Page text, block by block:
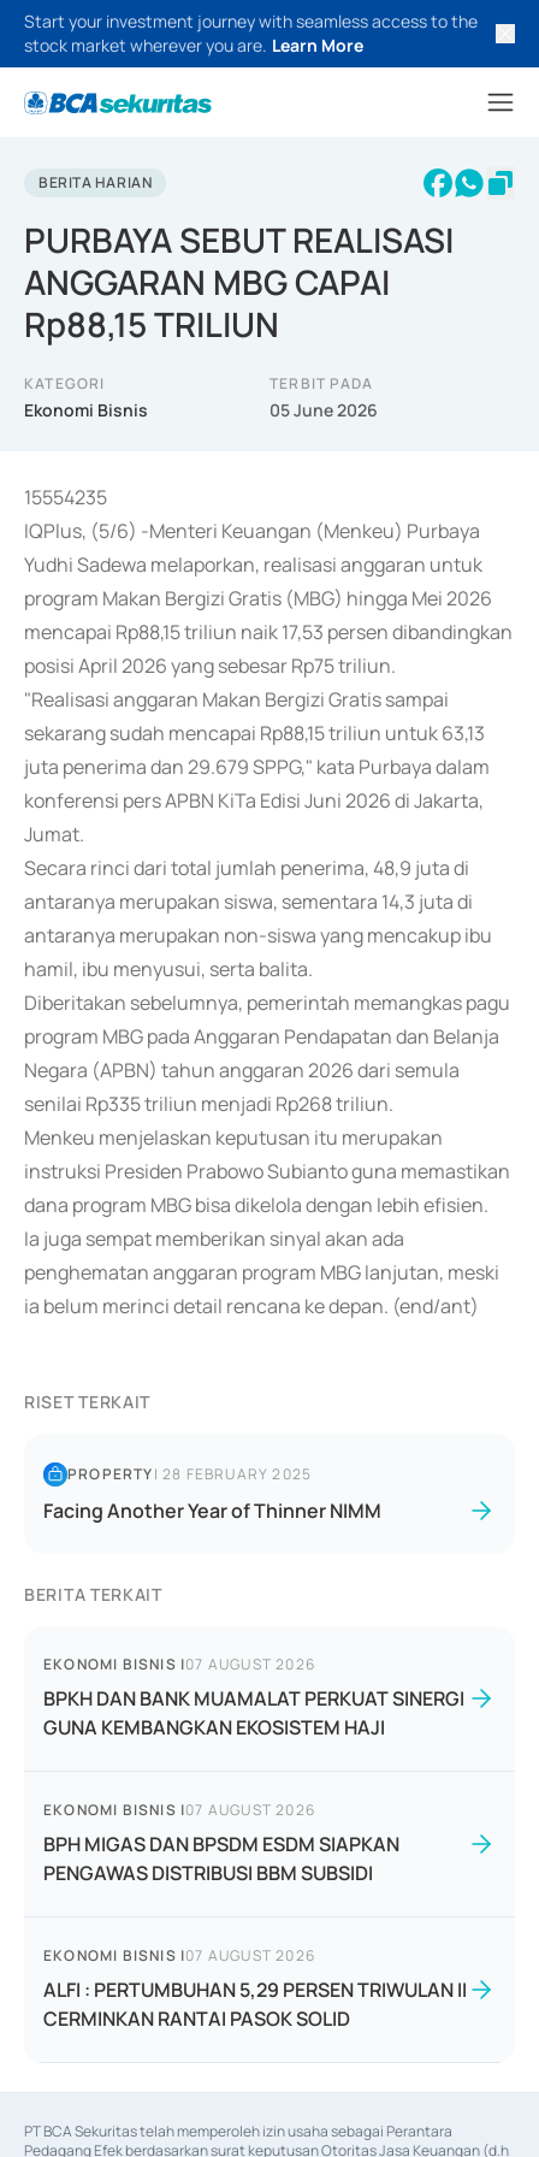
Start your investment journey with seamless access to the
stock market wherever you are. Learn More
BERITA HARIAN
PURBAYA SEBUT REALISASI
ANGGARAN MBG CAPAI
Rp88,15 TRILIUN
KATEGORI
Ekonomi Bisnis
TERBIT PADA
05 June 2026
15554235
IQPlus, (5/6) -Menteri Keuangan (Menkeu) Purbaya
Yudhi Sadewa melaporkan, realisasi anggaran untuk
program Makan Bergizi Gratis (MBG) hingga Mei 2026
mencapai Rp88,15 triliun naik 17,53 persen dibandingkan
posisi April 2026 yang sebesar Rp75 triliun.
"Realisasi anggaran Makan Bergizi Gratis sampai
sekarang sudah mencapai Rp88,15 triliun untuk 63,13
juta penerima dan 29.679 SPPG," kata Purbaya dalam
konferensi pers APBN KiTa Edisi Juni 2026 di Jakarta,
Jumat.
Secara rinci dari total jumlah penerima, 48,9 juta di
antaranya merupakan siswa, sementara 14,3 juta di
antaranya merupakan non-siswa yang mencakup ibu
hamil, ibu menyusui, serta balita.
Diberitakan sebelumnya, pemerintah memangkas pagu
program MBG pada Anggaran Pendapatan dan Belanja
Negara (APBN) tahun anggaran 2026 dari semula
senilai Rp335 triliun menjadi Rp268 triliun.
Menkeu menjelaskan keputusan itu merupakan
instruksi Presiden Prabowo Subianto guna memastikan
dana program MBG bisa dikelola dengan lebih efisien.
Ia juga sempat memberikan sinyal akan ada
penghematan anggaran program MBG lanjutan, meski
ia belum merinci detail rencana ke depan. (end/ant)
RISET TERKAIT
PROPERTY|28 FEBRUARY 2025
Facing Another Year of Thinner NIMM
BERITA TERKAIT
EKONOMI BISNIS |07 AUGUST 2026
BPKH DAN BANK MUAMALAT PERKUAT SINERGI
GUNA KEMBANGKAN EKOSISTEM HAJI
EKONOMI BISNIS |07 AUGUST 2026
BPH MIGAS DAN BPSDM ESDM SIAPKAN
PENGAWAS DISTRIBUSI BBM SUBSIDI
EKONOMI BISNIS |07 AUGUST 2026
ALFI : PERTUMBUHAN 5,29 PERSEN TRIWULAN II
CERMINKAN RANTAI PASOK SOLID
PT BCA Sekuritas telah memperoleh izin usaha sebagai Perantara
Pedagang Efek berdasarkan surat keputusan Otoritas Jasa Keuangan (d.h